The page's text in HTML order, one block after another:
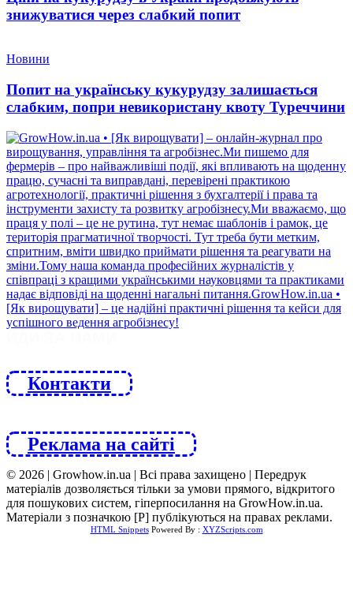
знижуватися через слабкий попит
Новини
Попит на українську кукурудзу залишається
слабким, попри невикористану квоту Туреччини
Контакти
Реклама на сайті
© 2026 | Growhow.in.ua | Всі права захищено | Передрук
матеріалів дозволяється тільки за умови прямого, відкритого
для пошукових систем, гіперпосилання на GrowHow.in.ua.
Матеріали з позначкою [Р] публікуються на правах реклами.
HTML SnippetsPowered By : XYZScripts.com